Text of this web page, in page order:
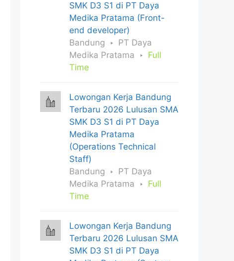
SMK D3 S1 di PT Daya
Medika Pratama (Front-
end developer)
Bandung
PT Daya
Medika Pratama
Full
Time
Lowongan Kerja Bandung
Terbaru 2026 Lulusan SMA
SMK D3 S1 di PT Daya
Medika Pratama
(Operations Technical
Staff)
Bandung
PT Daya
Medika Pratama
Full
Time
Lowongan Kerja Bandung
Terbaru 2026 Lulusan SMA
SMK D3 S1 di PT Daya